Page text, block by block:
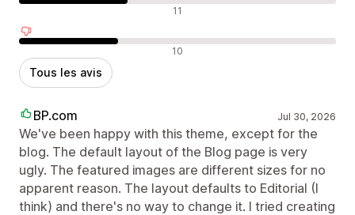
Avis neutres 11
Avis négatifs 10
Tous les avis
BP.com Jul 30, 2026
We've been happy with this theme, except for the
blog. The default layout of the Blog page is very
ugly. The featured images are different sizes for no
apparent reason. The layout defaults to Editorial (I
think) and there's no way to change it. I tried creating